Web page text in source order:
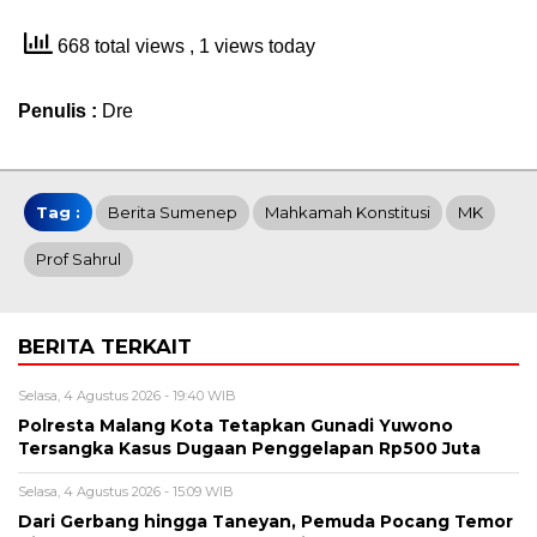
668 total views , 1 views today
Penulis : Dre
Tag : Berita Sumenep Mahkamah Konstitusi MK
Prof Sahrul
BERITA TERKAIT
Selasa, 4 Agustus 2026 - 19:40 WIB
Polresta Malang Kota Tetapkan Gunadi Yuwono
Tersangka Kasus Dugaan Penggelapan Rp500 Juta
Selasa, 4 Agustus 2026 - 15:09 WIB
Dari Gerbang hingga Taneyan, Pemuda Pocang Temor